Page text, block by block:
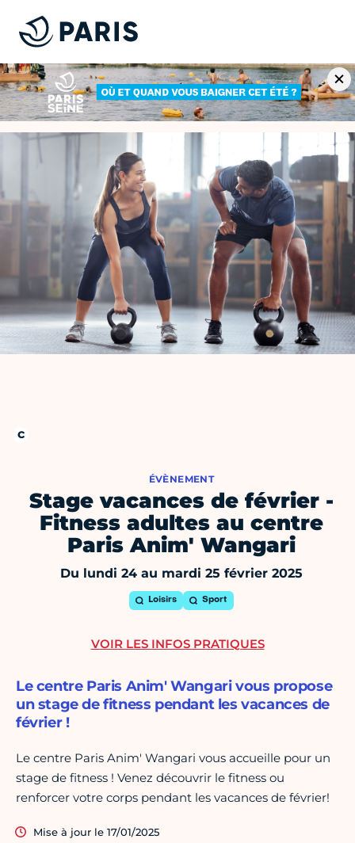
ÉVÈNEMENT
Stage vacances de février -
Fitness adultes au centre
Paris Anim' Wangari
Du lundi 24 au mardi 25 février 2025
Loisirs Sport
Le centre Paris Anim' Wangari vous propose
un stage de fitness pendant les vacances de
février !
Le centre Paris Anim' Wangari vous accueille pour un
stage de fitness ! Venez découvrir le fitness ou
renforcer votre corps pendant les vacances de février!
Mise à jour le 17/01/2025
VOIR LES INFOS PRATIQUES